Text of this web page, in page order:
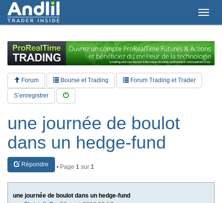
T
g
l
e
n
Forum Bourse et Trading Forum Trading et Trader
S’enregistrer
une journée de boulot
dans un hedge-fund
Répondre • Page 1 sur 1
une journée de boulot dans un hedge-fund